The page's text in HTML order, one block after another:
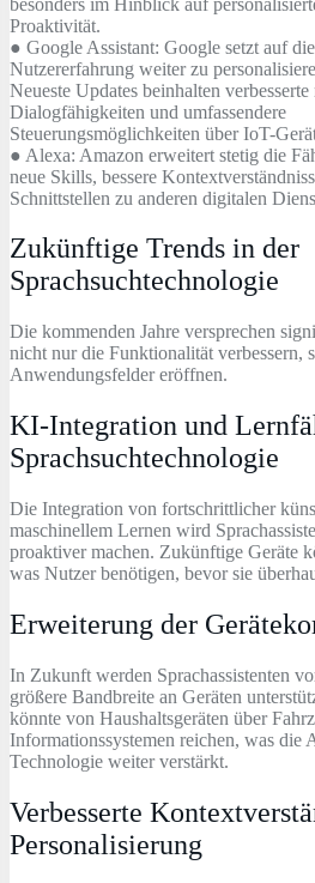
Proaktivität.
● Google Assistant: Google setzt auf
Nutzererfahrung weiter zu
Neueste Updates beinhalten
Dialogfähigkeiten und umfassendere
Steuerungsmöglichkeiten über IoT-
● Alexa: Amazon erweitert stetig die
neue Skills, bessere
Schnittstellen zu anderen digitalen
Zukünftige Trends in der
Sprachsuchtechnologie
Die kommenden Jahre versprechen
nicht nur die Funktionalität verbessern,
Anwendungsfelder eröffnen.
KI-Integration und
Sprachsuchtechnologie
Die Integration von fortschrittlicher
maschinellem Lernen wird
proaktiver machen. Zukünftige Geräte
was Nutzer benötigen, bevor sie
Erweiterung der
In Zukunft werden Sprachassistenten
größere Bandbreite an Geräten
könnte von Haushaltsgeräten über
Informationssystemen reichen, was die
Technologie weiter verstärkt.
Verbesserte
Personalisierung